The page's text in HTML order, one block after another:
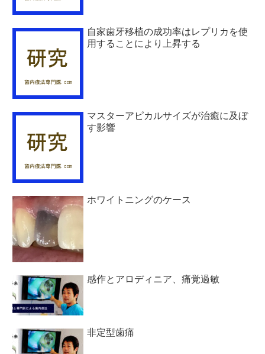
自家歯牙移植の成功率はレプリカを使
用することにより上昇する
マスターアピカルサイズが治癒に及ぼ
す影響
ホワイトニングのケース
感作とアロディニア、痛覚過敏
非定型歯痛